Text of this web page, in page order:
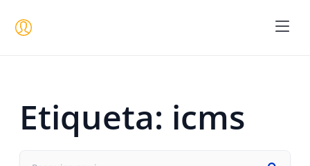
Etiqueta: icms